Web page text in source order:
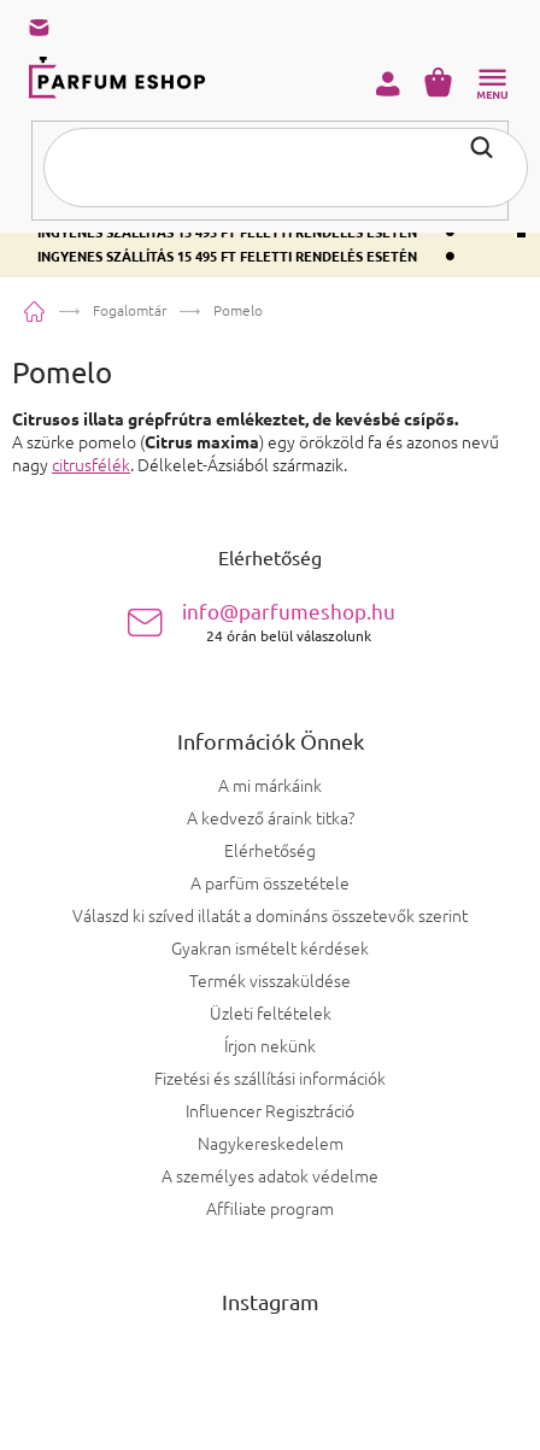
INGYENES SZÁLLÍTÁS 15 495 FT FELETTI RENDELÉS ESETÉN •
INGYENES SZÁLLÍTÁS 15 495 FT FELETTI RENDELÉS ESETÉN •
INGYENES SZÁLLÍTÁS 15 495 FT FELETTI RENDELÉS ESETÉN •
KOSÁR
KezdőlapFogalomtár Pomelo
Pomelo
Citrusos illata grépfrútra emlékeztet, de kevésbé csípős.
A szürke pomelo (Citrus maxima) egy örökzöld fa és azonos nevű
nagycitrusfélék. Délkelet-Ázsiából származik.
Elérhetőség
info@parfumeshop.hu
24 órán belül válaszolunk
Információk Önnek
A mi márkáink
A kedvező áraink titka?
Elérhetőség
A parfüm összetétele
Válaszd ki szíved illatát a domináns összetevők szerint
Gyakran ismételt kérdések
Termék visszaküldése
Üzleti feltételek
Írjon nekünk
Fizetési és szállítási információk
Influencer Regisztráció
Nagykereskedelem
A személyes adatok védelme
Affiliate program
Instagram